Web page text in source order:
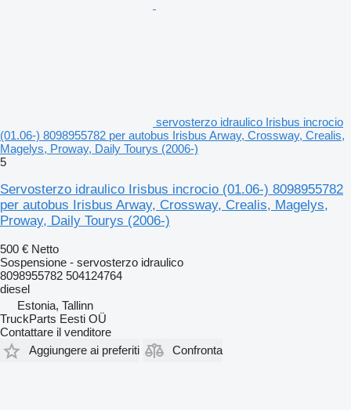
servosterzo idraulico Irisbus incrocio
(01.06-) 8098955782 per autobus Irisbus Arway, Crossway, Crealis,
Magelys, Proway, Daily Tourys (2006-)
5
Servosterzo idraulico Irisbus incrocio (01.06-) 8098955782
per autobus Irisbus Arway, Crossway, Crealis, Magelys,
Proway, Daily Tourys (2006-)
500 € Netto
Sospensione - servosterzo idraulico
8098955782 504124764
diesel
Estonia, Tallinn
TruckParts Eesti OÜ
Contattare il venditore
Aggiungere ai preferiti
Confronta